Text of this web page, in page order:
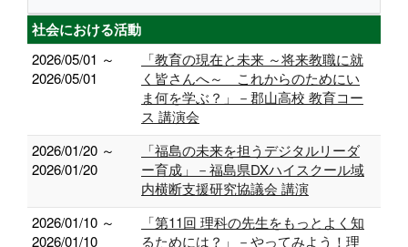
社会における活動
2026/05/01 ～
2026/05/01
「教育の現在と未来 ～将来教職に就
く皆さんへ～ これからのためにい
ま何を学ぶ？」－郡山高校 教育コー
ス 講演会
2026/01/20 ～
2026/01/20
「福島の未来を担うデジタルリーダ
ー育成」－福島県DXハイスクール域
内横断支援研究協議会 講演
2026/01/10 ～
2026/01/10
「第11回 理科の先生をもっとよく知
るためには？」－やってみよう！理